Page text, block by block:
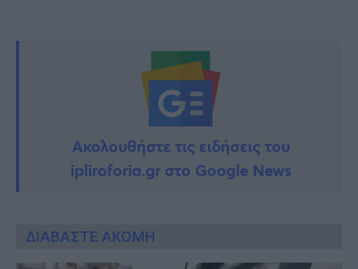
Ακολουθήστε τις ειδήσεις του
ipliroforia.gr στο Google News
ΔΙΑΒΑΣΤΕ ΑΚΟΜΗ